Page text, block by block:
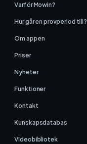
Varför Mowin?
Hur går en provperiod till?
Om appen
Priser
Nyheter
Funktioner
Kontakt
Kunskapsdatabas
Videobibliotek